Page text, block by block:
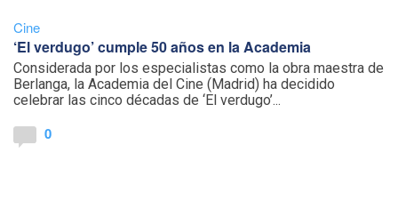
Cine
‘El verdugo’ cumple 50 años en la Academia
Considerada por los especialistas como la obra maestra de
Berlanga, la Academia del Cine (Madrid) ha decidido
celebrar las cinco décadas de ‘El verdugo’...
0